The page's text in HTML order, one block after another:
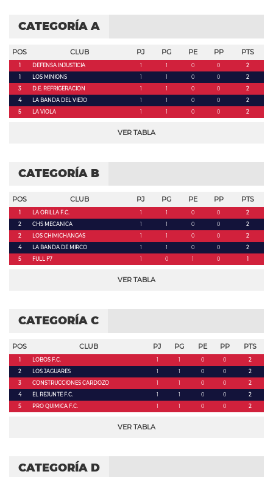
CATEGORÍA A
POS CLUB PJ PG PE PP PTS
1 DEFENSA INJUSTICIA 1 1 0 0
2
1
LOS MINIONS 1 1 0 0
2
3
D.E. REFRIGERACION 1 1 0 0
2
4
LA BANDA DEL VIEJO 1 1 0 0
2
5
LA VIOLA 1 1 0 0 2
VER TABLA
CATEGORÍA B
POS CLUB PJ PG PE PP PTS
1 LA ORILLA F.C. 1 1 0 0
2
2
CHS MECANICA 1 1 0 0
2
2
LOS CHIMICHANGAS 1 1 0 0
2
4
LA BANDA DE MIRCO 1 1 0 0
2
5
FULL F7 1 0 1 0 1
VER TABLA
CATEGORÍA C
POS CLUB PJ PG PE PP PTS
1 LOBOS F.C. 1 1 0 0
2
2
LOS JAGUARES 1 1 0 0
2
3
CONSTRUCCIONES CARDOZO 1 1 0 0
2
4
EL REJUNTE F.C. 1 1 0 0
2
5
PRO QUIMICA F.C. 1 1 0 0 2
VER TABLA
CATEGORÍA D